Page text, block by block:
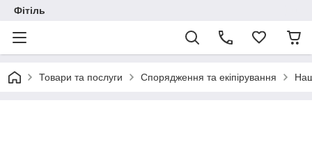
Фітіль
Товари та послуги Спорядження та екіпірування